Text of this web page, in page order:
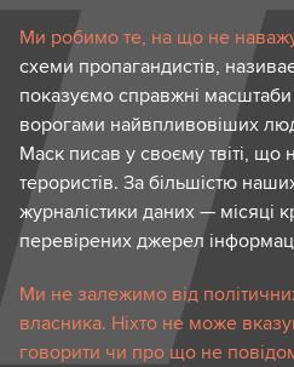
Ми робимо те, на що не
схеми пропагандистів,
показуємо справжні
ворогами найвпливовіших
Маск писав у своєму твіті, що
терористів. За більшістю
журналістики даних — місяці
перевірених джерел
Ми не залежимо від
власника. Ніхто не може
говорити чи про що не